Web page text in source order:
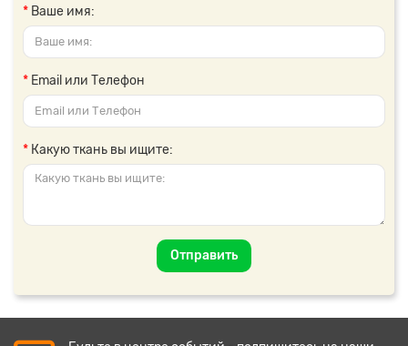
Ваше имя:
Email или Телефон
Какую ткань вы ищите:
Отправить